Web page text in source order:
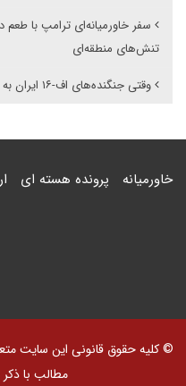
سفر خاورمیانه‌ای ترامپ با
تنش‌های منطقه‌ای
وقتی جنگنده‌های اف-۱۶ ایران به اسرائیل رسید
خاورمیانه پرونده هسته ای
© کلیه حقوق قانونی این سایت
مطالب با ذکر